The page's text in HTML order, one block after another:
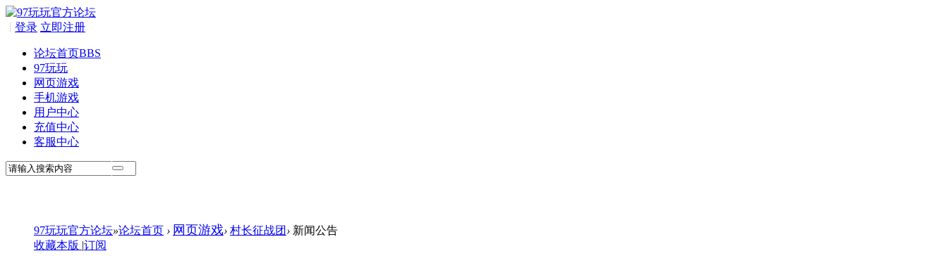
登录
| 立即注册
论坛首页BBS
97玩玩
网页游戏
手机游戏
用户中心
充值中心
客服中心
97玩玩官方论坛»论坛首页 › 网页游戏› 村长征战团 › 新闻公告
收藏本版 |订阅